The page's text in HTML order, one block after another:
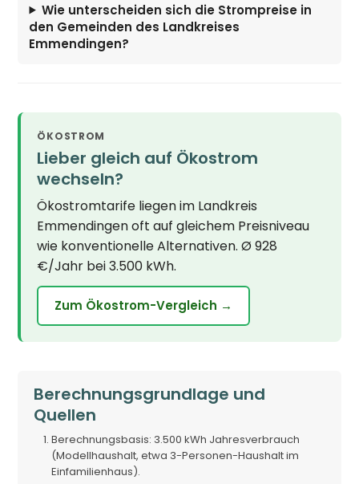
Wie unterscheiden sich die Strompreise in
den Gemeinden des Landkreises
Emmendingen?
ÖKOSTROM
Lieber gleich auf Ökostrom
wechseln?
Ökostromtarife liegen im Landkreis
Emmendingen oft auf gleichem Preisniveau
wie konventionelle Alternativen. Ø 928
€/Jahr bei 3.500 kWh.
Zum Ökostrom-Vergleich →
Berechnungsgrundlage und
Quellen
Berechnungsbasis: 3.500 kWh Jahresverbrauch
(Modellhaushalt, etwa 3-Personen-Haushalt im
Einfamilienhaus).